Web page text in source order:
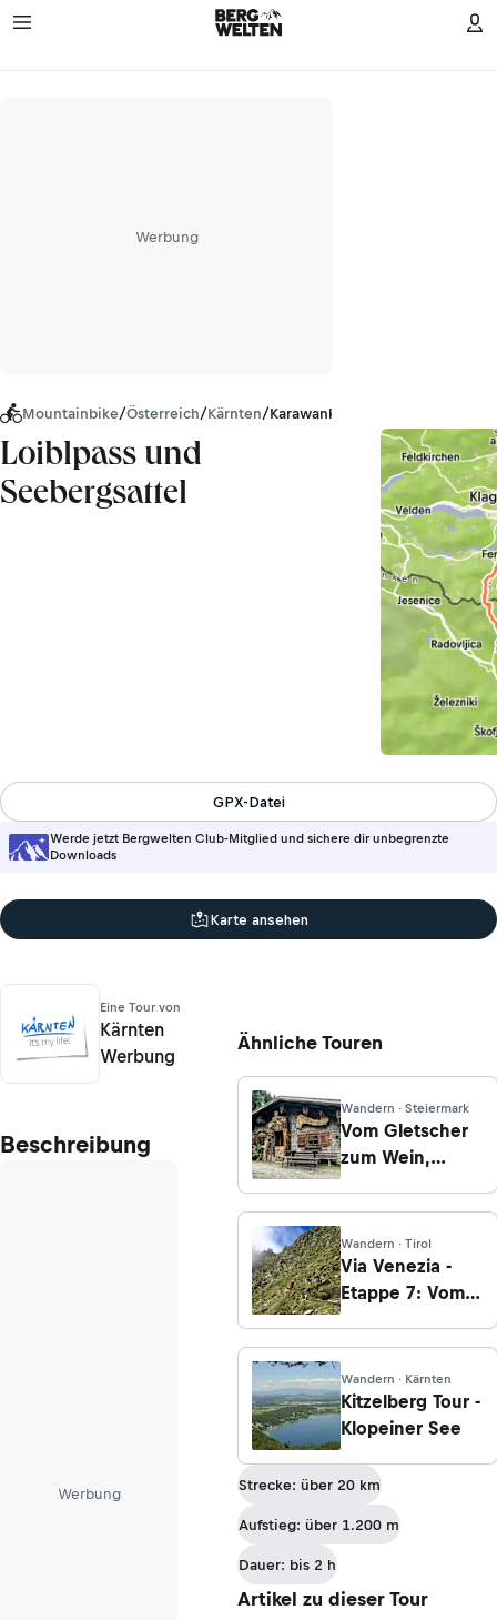
Werbung
Mountainbike/Österreich/Kärnten/Karawanken
Loiblpass und
Seebergsattel
Werde jetzt Bergwelten Club-Mitglied und sichere dir unbegrenzte
Downloads
GPX-Datei
Karte ansehen
Eine Tour von
Kärnten
Werbung
Beschreibung
Werbung
Ähnliche Touren
Wandern · Steiermark
Vom Gletscher
zum Wein,
Etappe 2: Vom
Guttenberghaus
nach Rohrmoos
Wandern · Tirol
Via Venezia -
Etappe 7: Vom
zum
Friesenberghaus
Wandern · Kärnten
Kitzelberg Tour -
Klopeiner See
Strecke: über 20 km
Aufstieg: über 1.200 m
Dauer: bis 2 h
Artikel zu dieser Tour